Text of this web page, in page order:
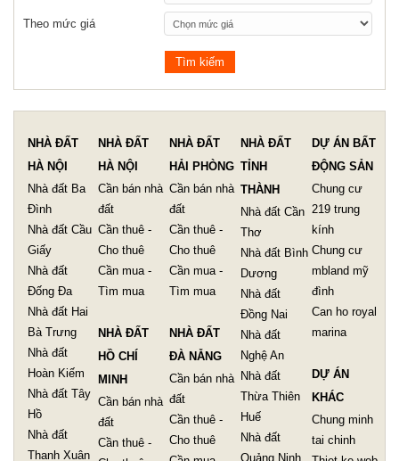
Theo mức giá
NHÀ ĐẤT
HÀ NỘI
Nhà đất Ba
Đình
Nhà đất Cầu
Giấy
Nhà đất
Đống Đa
Nhà đất Hai
Bà Trưng
Nhà đất
Hoàn Kiếm
Nhà đất Tây
Hồ
Nhà đất
Thanh Xuân
NHÀ ĐẤT
HÀ NỘI
Cần bán nhà
đất
Cần thuê -
Cho thuê
Cần mua -
Tìm mua
NHÀ ĐẤT
HỒ CHÍ
MINH
Cần bán nhà
đất
Cần thuê -
NHÀ ĐẤT
HẢI PHÒNG
Cần bán nhà
đất
Cần thuê -
Cho thuê
Cần mua -
Tìm mua
NHÀ ĐẤT
ĐÀ NẴNG
Cần bán nhà
đất
Cần thuê -
Cho thuê
NHÀ ĐẤT
TỈNH
THÀNH
Nhà đất Cần
Thơ
Nhà đất Bình
Dương
Nhà đất
Đồng Nai
Nhà đất
Nghệ An
Nhà đất
Thừa Thiên
Huế
Nhà đất
Quảng Ninh
DỰ ÁN BẤT
ĐỘNG SẢN
Chung cư
219 trung
kính
Chung cư
mbland mỹ
đình
Can ho royal
marina
DỰ ÁN
KHÁC
Chung minh
tai chinh